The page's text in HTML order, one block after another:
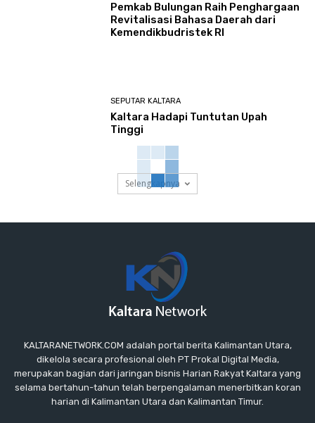
Pemkab Bulungan Raih Penghargaan
Revitalisasi Bahasa Daerah dari
Kemendikbudristek RI
SEPUTAR KALTARA
Kaltara Hadapi Tuntutan Upah
Tinggi
Selengkapnya
KALTARANETWORK.COM adalah portal berita Kalimantan Utara,
dikelola secara profesional oleh PT Prokal Digital Media,
merupakan bagian dari jaringan bisnis Harian Rakyat Kaltara yang
selama bertahun-tahun telah berpengalaman menerbitkan koran
harian di Kalimantan Utara dan Kalimantan Timur.